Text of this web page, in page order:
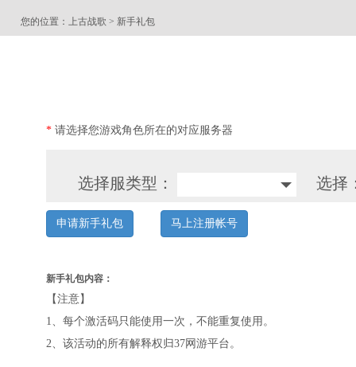
您的位置： 上古战歌 > 新手礼包
* 请选择您游戏角色所在的对应服务器
选择服类型： 选择
申请新手礼包 马上注册帐号
新手礼包内容：
【注意】
1、每个激活码只能使用一次，不能重复使用。
2、该活动的所有解释权归37网游平台。